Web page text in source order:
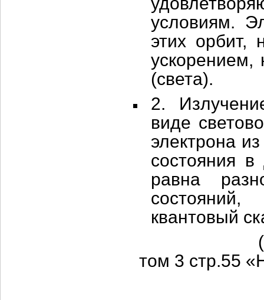
условиям.
этих орбит,
ускорением,
(света).
2.
виде
электрона
состояния в
равна
квантовый
том 3 стр.55